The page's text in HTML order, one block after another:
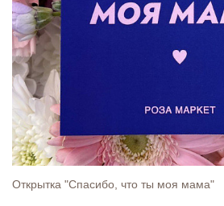
Открытка "Спасибо, что ты моя мама"